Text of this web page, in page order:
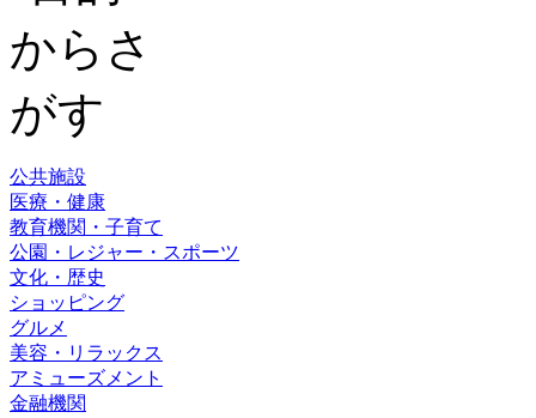
公共施設
医療・健康
教育機関・子育て
公園・レジャー・スポーツ
文化・歴史
ショッピング
グルメ
美容・リラックス
アミューズメント
金融機関